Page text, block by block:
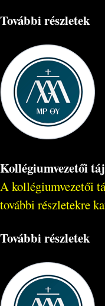
További részletek
Kollégiumvezetői
A kollégiumvezetői
további részletekre
További részletek